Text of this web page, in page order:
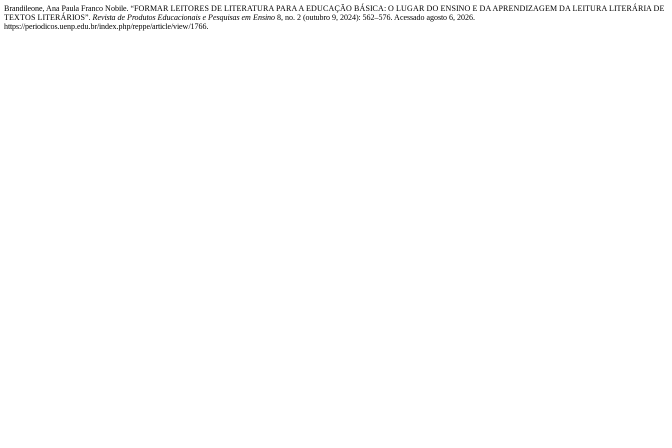
Brandileone, Ana Paula Franco Nobile. “FORMAR LEITORES DE LITERATURA PARA A EDUCAÇÃO BÁSICA: O LUGAR DO ENSINO E DA APRENDIZAGEM DA LEITURA LITERÁRIA DE
TEXTOS LITERÁRIOS”. Revista de Produtos Educacionais e Pesquisas em Ensino 8, no. 2 (outubro 9, 2024): 562–576. Acessado agosto 6, 2026.
https://periodicos.uenp.edu.br/index.php/reppe/article/view/1766.